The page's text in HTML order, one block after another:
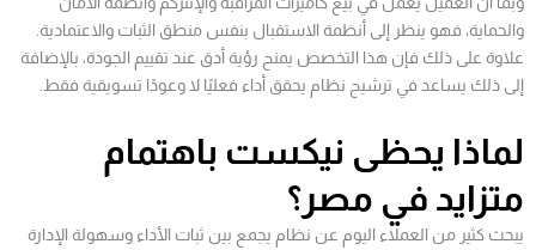
والحماية، فهو ينظر إلى أنظمة الاستقبال بنفس منطق الثبات والاعتمادية.
علاوة على ذلك فإن هذا التخصص يمنح رؤية أدق عند تقييم الجودة، بالإضافة
إلى ذلك يساعد في ترشيح نظام يحقق أداء فعليًا لا وعودًا تسويقية فقط.
لماذا يحظى نيكست باهتمام
متزايد في مصر؟
يبحث كثير من العملاء اليوم عن نظام يجمع بين ثبات الأداء وسهولة الإدارة